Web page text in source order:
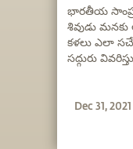
భారతీయ
శివుడు
కళలు ఎలా
సద్గురు
Dec 31, 2021